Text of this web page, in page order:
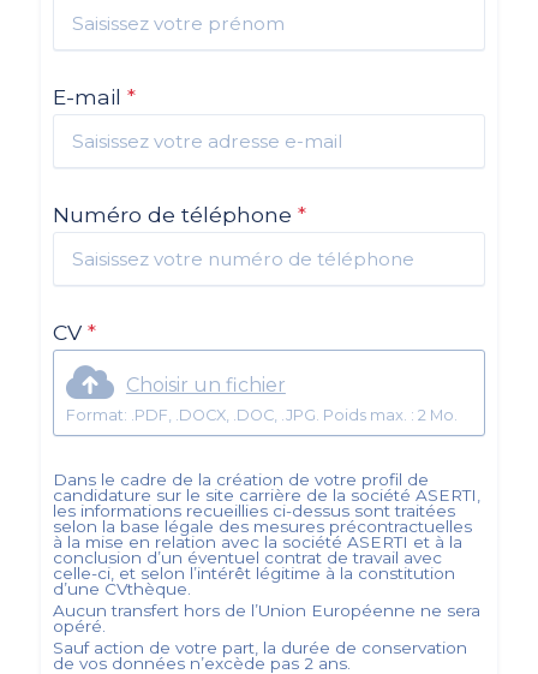
E-mail *
Numéro de téléphone *
CV *
Choisir un fichier
Format: .PDF, .DOCX, .DOC, .JPG. Poids max. : 2 Mo.
Dans le cadre de la création de votre profil de
candidature sur le site carrière de la société ASERTI
les informations recueillies ci-dessus sont traitées
selon la base légale des mesures précontractuelles
à la mise en relation avec la société ASERTI et à la
conclusion d’un éventuel contrat de travail avec
celle-ci, et selon l’intérêt légitime à la constitution
d’une CVthèque.
Aucun transfert hors de l’Union Européenne ne sera
opéré.
Sauf action de votre part, la durée de conservation
de vos données n’excède pas 2 ans.